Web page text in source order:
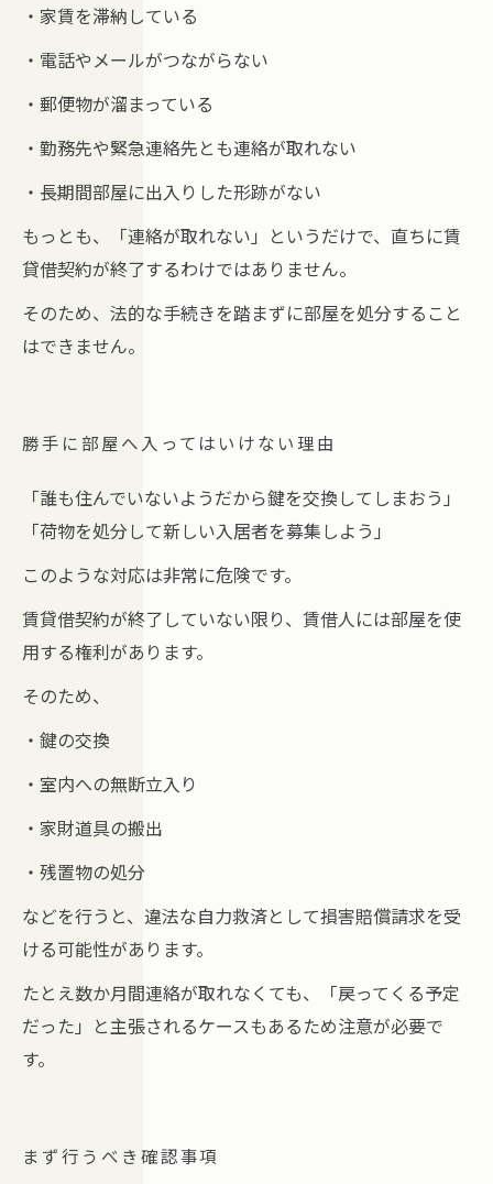
・家賃を滞納している
・電話やメールがつながらない
・郵便物が溜まっている
・勤務先や緊急連絡先とも連絡が取れない
・長期間部屋に出入りした形跡がない
もっとも、「連絡が取れない」というだけで、直ちに賃
貸借契約が終了するわけではありません。
そのため、法的な手続きを踏まずに部屋を処分すること
はできません。
勝手に部屋へ入ってはいけない理由
「誰も住んでいないようだから鍵を交換してしまおう」
「荷物を処分して新しい入居者を募集しよう」
このような対応は非常に危険です。
賃貸借契約が終了していない限り、賃借人には部屋を使
用する権利があります。
そのため、
・鍵の交換
・室内への無断立入り
・家財道具の搬出
・残置物の処分
などを行うと、違法な自力救済として損害賠償請求を受
ける可能性があります。
たとえ数か月間連絡が取れなくても、「戻ってくる予定
だった」と主張されるケースもあるため注意が必要で
す。
まず行うべき確認事項